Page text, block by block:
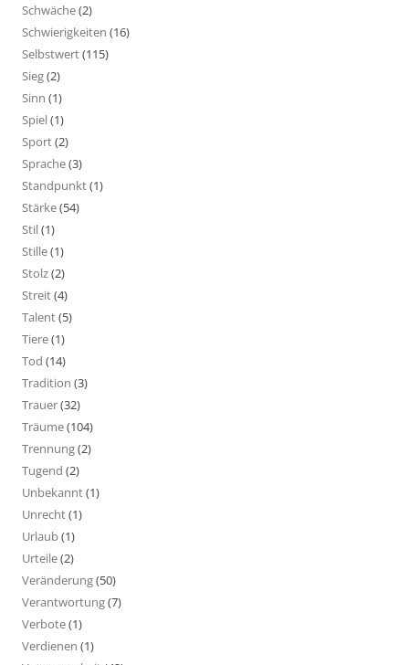
Schwäche(2)
Schwierigkeiten (16)
Selbstwert(115)
Sieg(2)
Sinn (1)
Spiel(1)
Sport(2)
Sprache(3)
Standpunkt(1)
Stärke(54)
Stil(1)
Stille(1)
Stolz(2)
Streit(4)
Talent(5)
Tiere(1)
Tod (14)
Tradition (3)
Trauer(32)
Träume(104)
Trennung(2)
Tugend (2)
Unbekannt(1)
Unrecht(1)
Urlaub(1)
Urteile(2)
Veränderung(50)
Verantwortung(7)
Verbote(1)
Verdienen (1)